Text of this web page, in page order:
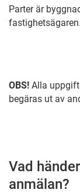
Parter är
fastighetsägaren.
OBS! Alla
begäras ut av
Vad
anmälan?